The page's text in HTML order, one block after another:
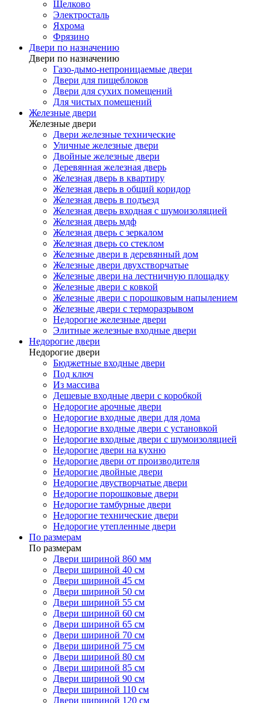
Щелково
Электросталь
Яхрома
Фрязино
Двери по назначению
Двери по назначению
Газо-дымо-непроницаемые двери
Двери для пищеблоков
Двери для сухих помещений
Для чистых помещений
Железные двери
Железные двери
Двери железные технические
Уличные железные двери
Двойные железные двери
Деревянная железная дверь
Железная дверь в квартиру
Железная дверь в общий коридор
Железная дверь в подъезд
Железная дверь входная с шумоизоляцией
Железная дверь мдф
Железная дверь с зеркалом
Железная дверь со стеклом
Железные двери в деревянный дом
Железные двери двухстворчатые
Железные двери на лестничную площадку
Железные двери с ковкой
Железные двери с порошковым напылением
Железные двери с терморазрывом
Недорогие железные двери
Элитные железные входные двери
Недорогие двери
Недорогие двери
Бюджетные входные двери
Под ключ
Из массива
Дешевые входные двери с коробкой
Недорогие арочные двери
Недорогие входные двери для дома
Недорогие входные двери с установкой
Недорогие входные двери с шумоизоляцией
Недорогие двери на кухню
Недорогие двери от производителя
Недорогие двойные двери
Недорогие двустворчатые двери
Недорогие порошковые двери
Недорогие тамбурные двери
Недорогие технические двери
Недорогие утепленные двери
По размерам
По размерам
Двери шириной 860 мм
Двери шириной 40 см
Двери шириной 45 см
Двери шириной 50 см
Двери шириной 55 см
Двери шириной 60 см
Двери шириной 65 см
Двери шириной 70 см
Двери шириной 75 см
Двери шириной 80 см
Двери шириной 85 см
Двери шириной 90 см
Двери шириной 110 см
Двери шириной 120 см